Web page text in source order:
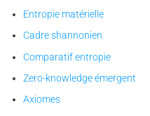
Entropie matérielle
Cadre shannonien
Comparatif entropie
Zero-knowledge émergent
Axiomes